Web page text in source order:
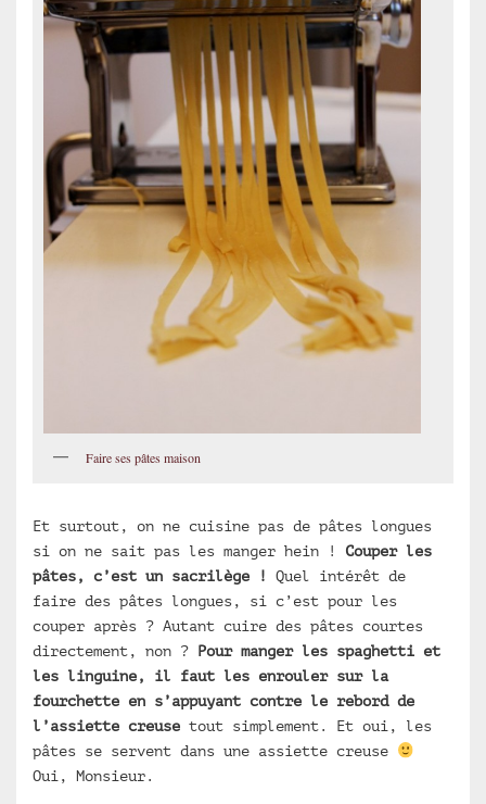
Faire ses pâtes maison
Et surtout, on ne cuisine pas de pâtes longues
si on ne sait pas les manger hein ! Couper les
pâtes, c’est un sacrilège !
Quel intérêt de
faire des pâtes longues, si c’est pour les
couper après ? Autant cuire des pâtes courtes
directement, non ? Pour manger les spaghetti et
les linguine, il faut les enrouler sur la
fourchette en s’appuyant contre le rebord de
l’assiette creuse tout simplement. Et oui, les
pâtes se servent dans une assiette creuse
Oui, Monsieur.